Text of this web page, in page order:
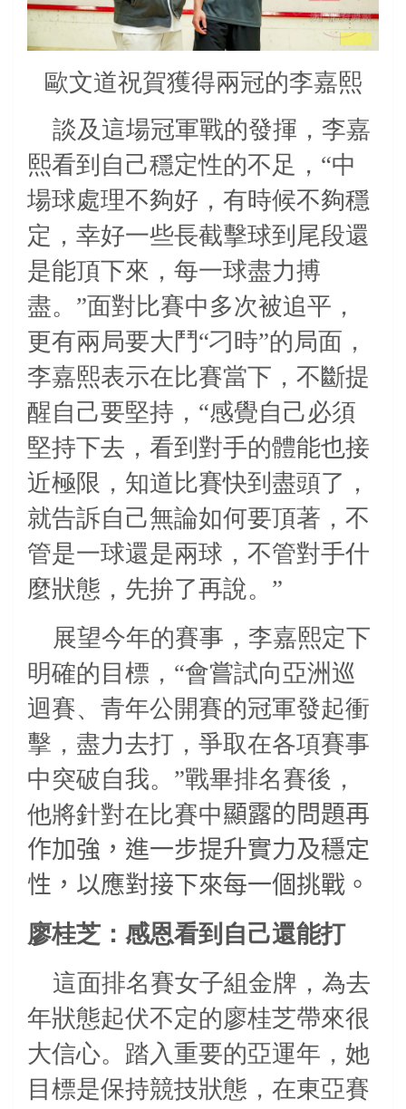
歐文道祝賀獲得兩冠的李嘉熙
談及這場冠軍戰的發揮，李嘉
熙看到自己穩定性的不足，“中
場球處理不夠好，有時候不夠穩
定，幸好一些長截擊球到尾段還
是能頂下來，每一球盡力搏
盡。”面對比賽中多次被追平，
更有兩局要大鬥“刁時”的局面，
李嘉熙表示在比賽當下，不斷提
醒自己要堅持，“感覺自己必須
堅持下去，看到對手的體能也接
近極限，知道比賽快到盡頭了，
就告訴自己無論如何要頂著，不
管是一球還是兩球，不管對手什
麼狀態，先拚了再說。”
展望今年的賽事，李嘉熙定下
明確的目標，“會嘗試向亞洲巡
迴賽、青年公開賽的冠軍發起衝
擊，盡力去打，爭取在各項賽事
中突破自我。”戰畢排名賽後，
他將針對在比賽中顯露的問題再
作加強，進一步提升實力及穩定
性，以應對接下來每一個挑戰。
廖桂芝：感恩看到自己還能打
這面排名賽女子組金牌，為去
年狀態起伏不定的廖桂芝帶來很
大信心。踏入重要的亞運年，她
目標是保持競技狀態，在東亞賽